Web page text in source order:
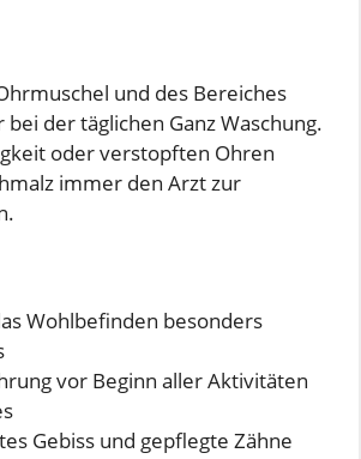
und des Bereiches
der täglichen Ganz Waschung.
oder verstopften Ohren
immer den Arzt zur
Wohlbefinden besonders
vor Beginn aller Aktivitäten
Gebiss und gepflegte Zähne